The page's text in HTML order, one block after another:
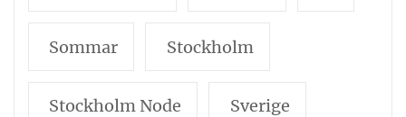
Sommar Stockholm
Stockholm Node Sverige